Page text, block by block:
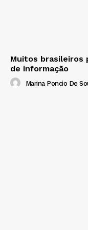
Muitos brasileiros
de informação
Marina Poncio De